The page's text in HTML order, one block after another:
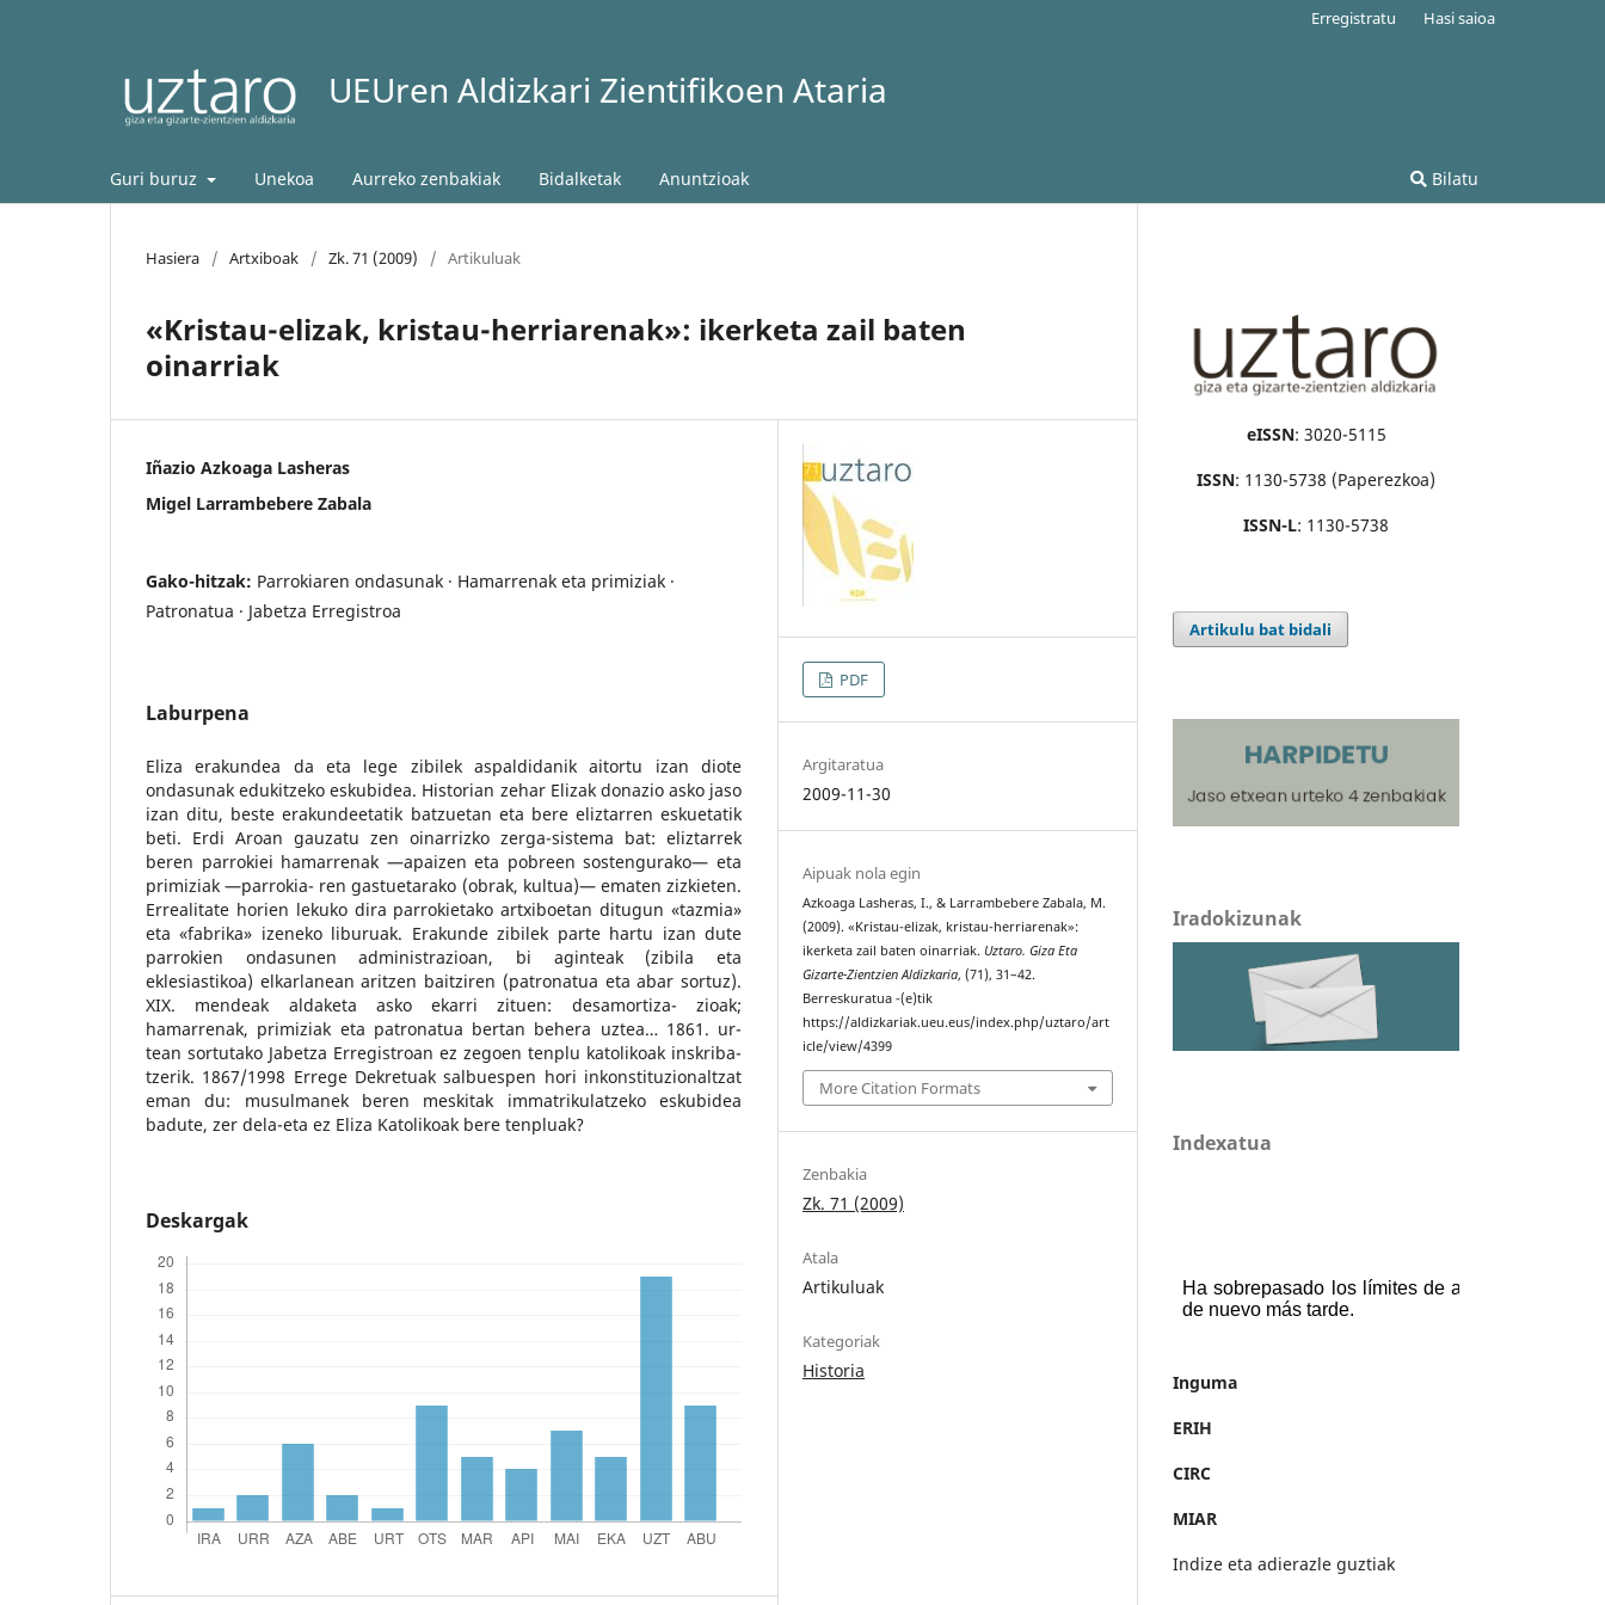
UEUren Aldizkari Zientifikoen Ataria
Guri buruz Unekoa Aurreko zenbakiak Bidalketak Anuntzioak Bilatu
Erregistratu Hasi saioa
Hasiera / Artxiboak / Zk. 71 (2009) / Artikuluak
«Kristau-elizak, kristau-herriarenak»: ikerketa zail baten
oinarriak
Iñazio Azkoaga Lasheras
Migel Larrambebere Zabala
Gako-hitzak: Parrokiaren ondasunak · Hamarrenak eta primiziak ·
Patronatua · Jabetza Erregistroa
Laburpena
Eliza erakundea da eta lege zibilek aspaldidanik aitortu izan diote
ondasunak edukitzeko eskubidea. Historian zehar Elizak donazio asko jaso
izan ditu, beste erakundeetatik batzuetan eta bere eliztarren eskuetatik
beti. Erdi Aroan gauzatu zen oinarrizko zerga-sistema bat: eliztarrek
beren parrokiei hamarrenak —apaizen eta pobreen sostengurako— eta
primiziak —parrokia- ren gastuetarako (obrak, kultua)— ematen zizkieten.
Errealitate horien lekuko dira parrokietako artxiboetan ditugun «tazmia»
eta «fabrika» izeneko liburuak. Erakunde zibilek parte hartu izan dute
parrokien ondasunen administrazioan, bi aginteak (zibila eta
eklesiastikoa) elkarlanean aritzen baitziren (patronatua eta abar sortuz).
XIX. mendeak aldaketa asko ekarri zituen: desamortiza- zioak;
hamarrenak, primiziak eta patronatua bertan behera uztea… 1861. ur-
tean sortutako Jabetza Erregistroan ez zegoen tenplu katolikoak inskriba-
tzerik. 1867/1998 Errege Dekretuak salbuespen hori inkonstituzionaltzat
eman du: musulmanek beren meskitak immatrikulatzeko eskubidea
badute, zer dela-eta ez Eliza Katolikoak bere tenpluak?
Deskargak
PDF
Argitaratua
2009-11-30
Aipuak nola egin
Azkoaga Lasheras, I., & Larrambebere Zabala, M.
(2009). «Kristau-elizak, kristau-herriarenak»:
ikerketa zail baten oinarriak. Uztaro. Giza Eta
Gizarte-Zientzien Aldizkaria, (71), 31–42.
Berreskuratua -(e)tik
https://aldizkariak.ueu.eus/index.php/uztaro/art
icle/view/4399
More Citation Formats
Zenbakia
Zk. 71 (2009)
Atala
Artikuluak
Kategoriak
Historia
eISSN: 3020-5115
ISSN: 1130-5738 (Paperezkoa)
ISSN-L: 1130-5738
Artikulu bat bidali
Iradokizunak
Indexatua
Inguma
ERIH
CIRC
MIAR
Indize eta adierazle guztiak